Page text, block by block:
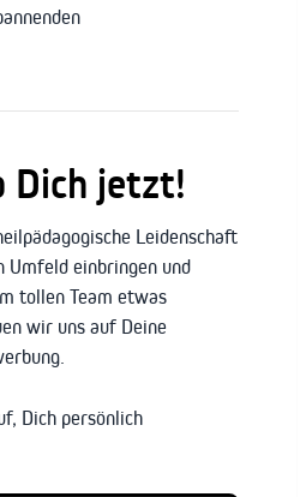
Dich jetzt!
Leidenschaft
Umfeld einbringen und
tollen Team etwas
wir uns auf Deine
Dich persönlich